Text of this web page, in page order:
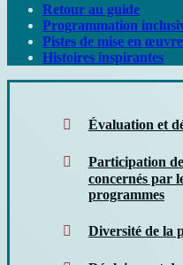
Retour au guide
Programmation
Pistes de mise en œuvre
Histoires inspirantes
Évaluation et
Participation
concernés par
programmes
Diversité de la